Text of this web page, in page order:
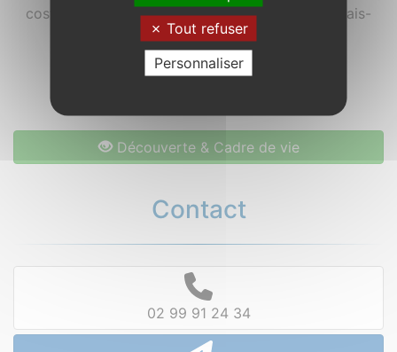
costumes), elle se trouve aux confins du vannetais-
gallo.
Saint-Vincent-sur-Oust appartient à
Découverte & Cadre de vie
Contact
02 99 91 24 34
Tout refuser
Personnaliser